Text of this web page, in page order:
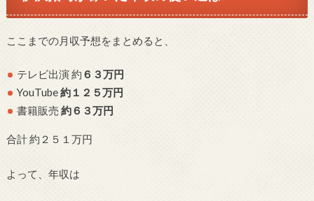
ここまでの月収予想をまとめると、
テレビ出演 約 ６３万円
YouTube約１２５万円
書籍販売約６３万円
合計 約２５１万円
よって、年収は